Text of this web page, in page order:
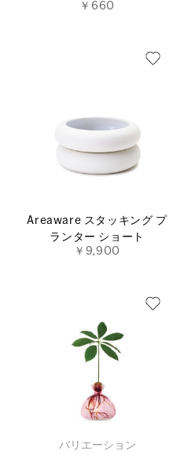
￥660
Areaware スタッキング プ
ランター ショート
￥9,900
バリエーション